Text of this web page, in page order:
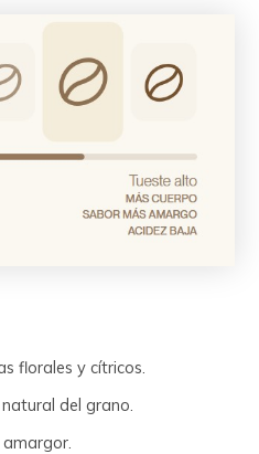
florales y cítricos.
del grano.